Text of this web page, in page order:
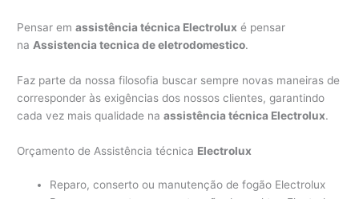
Pensar emassistência técnica Electrolux é pensar
na Assistencia tecnica de eletrodomestico.
Faz parte da nossa filosofia buscar sempre novas maneiras de
corresponder às exigências dos nossos clientes, garantindo
cada vez mais qualidade naassistência técnica Electrolux.
Orçamento de Assistência técnica Electrolux
Reparo, conserto ou manutenção de fogão Electrolux